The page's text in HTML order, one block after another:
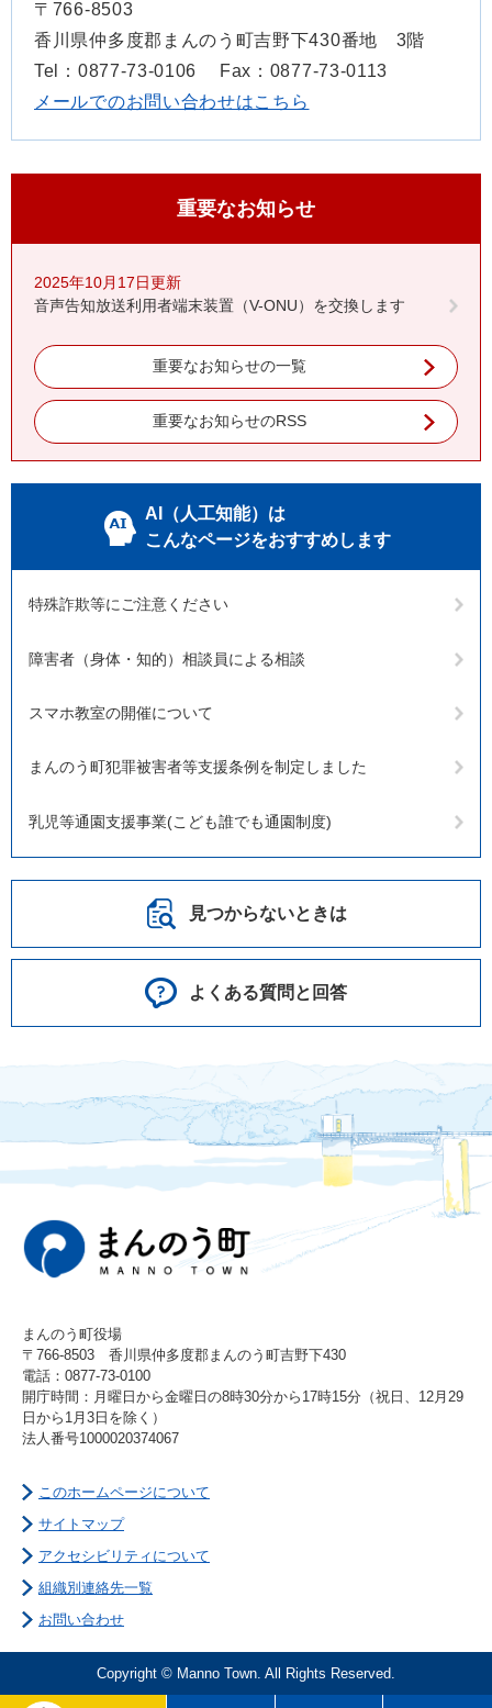
〒766-8503
香川県仲多度郡まんのう町吉野下430番地 3階
Tel：0877-73-0106
Fax：0877-73-0113
メールでのお問い合わせはこちら
重要なお知らせ
2025年10月17日更新
音声告知放送利用者端末装置（V-ONU）を交換します
重要なお知らせの一覧
重要なお知らせのRSS
AI（人工知能）は
こんなページをおすすめします
特殊詐欺等にご注意ください
障害者（身体・知的）相談員による相談
スマホ教室の開催について
まんのう町犯罪被害者等支援条例を制定しました
乳児等通園支援事業(こども誰でも通園制度)
見つからないときは
よくある質問と回答
まんのう町役場
〒766-8503 香川県仲多度郡まんのう町吉野下430
電話：0877-73-0100
開庁時間：月曜日から金曜日の8時30分から17時15分（祝日、12月29
日から1月3日を除く）
法人番号1000020374067
このホームページについて
サイトマップ
アクセシビリティについて
組織別連絡先一覧
お問い合わせ
Copyright © Manno Town. All Rights Reserved.